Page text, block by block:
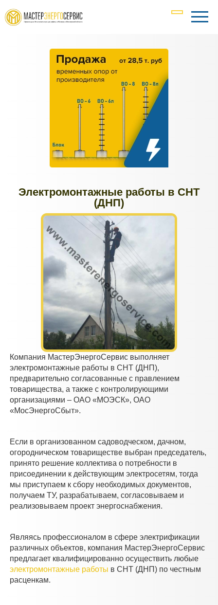
Электромонтажные работы в СНТ
(ДНП)
Компания МастерЭнергоСервис выполняет
электромонтажные работы в СНТ (ДНП),
предварительно согласованные с правлением
товарищества, а также с контролирующими
организациями – ОАО «МОЭСК», ОАО
«МосЭнергоСбыт».
Если в организованном садоводческом, дачном,
огородническом товариществе выбран председатель,
принято решение коллектива о потребности в
присоединении к действующим электросетям, тогда
мы приступаем к сбору необходимых документов,
получаем ТУ, разрабатываем, согласовываем и
реализовываем проект энергоснабжения.
Являясь профессионалом в сфере электрификации
различных объектов, компания МастерЭнергоСервис
предлагает квалифицированно осуществить любые
электромонтажные работы в СНТ (ДНП) по честным
расценкам.